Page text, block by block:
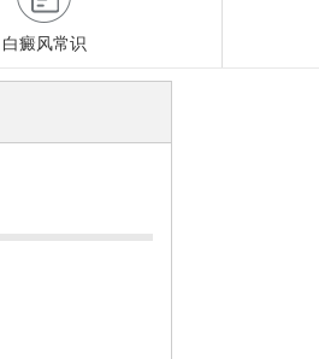
白癜风常识